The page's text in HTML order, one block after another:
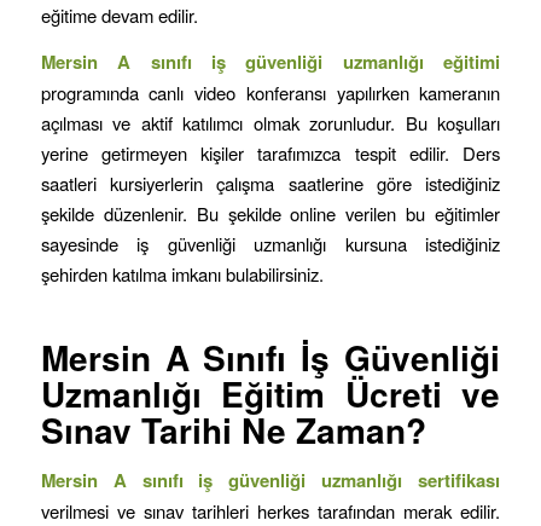
eğitime devam edilir.
MersinA sınıfı iş güvenliği uzmanlığı eğitimi
programında canlı video konferansı yapılırken kameranın
açılması ve aktif katılımcı olmak zorunludur. Bu koşulları
yerine getirmeyen kişiler tarafımızca tespit edilir. Ders
saatleri kursiyerlerin çalışma saatlerine göre istediğiniz
şekilde düzenlenir. Bu şekilde online verilen bu eğitimler
sayesinde iş güvenliği uzmanlığı kursuna istediğiniz
şehirden katılma imkanı bulabilirsiniz.
Mersin A Sınıfı İş Güvenliği
Uzmanlığı Eğitim Ücreti ve
Sınav Tarihi Ne Zaman?
MersinA sınıfı iş güvenliği uzmanlığı sertifikası
verilmesi ve sınav tarihleri herkes tarafından merak edilir.